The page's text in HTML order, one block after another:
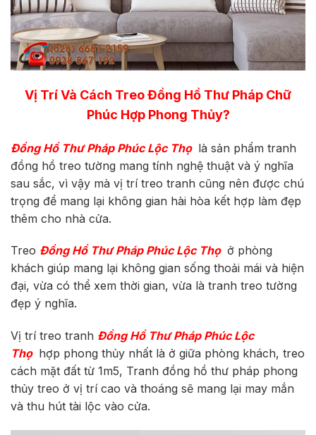
Vị Trí Và Cách Treo Đồng Hồ Thư Pháp Chữ
Phúc Hợp Phong Thủy?
Đồng Hồ Thư Pháp PhúcLộc Thọ là sản phẩm tranh
đồng hồ treo tường mang tính nghệ thuật và ý nghĩa
sau sắc, vì vậy mà vị trí treo tranh cũng nên được chú
trọng để mang lại không gian hài hòa kết hợp làm đẹp
thêm cho nhà cửa.
Treo Đồng Hồ Thư Pháp PhúcLộc Thọ ở phòng
khách giúp mang lại không gian sống thoải mái và hiện
đại, vừa có thể xem thời gian, vừa là tranh treo tường
đẹp ý nghĩa.
Vị trí treo tranh Đồng Hồ Thư Pháp PhúcLộc
Thọ hợp phong thủy nhất là ở giữa phòng khách, treo
cách mặt đất từ 1m5, Tranh đồng hồ thư pháp phong
thủy treo ở vị trí cao và thoáng sẽ mang lại may mắn
và thu hút tài lộc vào cửa.